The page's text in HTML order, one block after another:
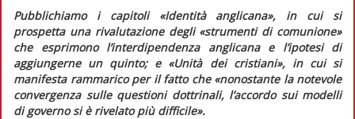
Pubblichiamo i capitoli «Identità anglicana», in cui si
prospetta una rivalutazione degli «strumenti di comunione»
che esprimono l’interdipendenza anglicana e l’ipotesi di
aggiungerne un quinto; e «Unità dei cristiani», in cui si
manifesta rammarico per il fatto che «nonostante la notevole
convergenza sulle questioni dottrinali, l’accordo sui modelli
di governo si è rivelato più difficile».